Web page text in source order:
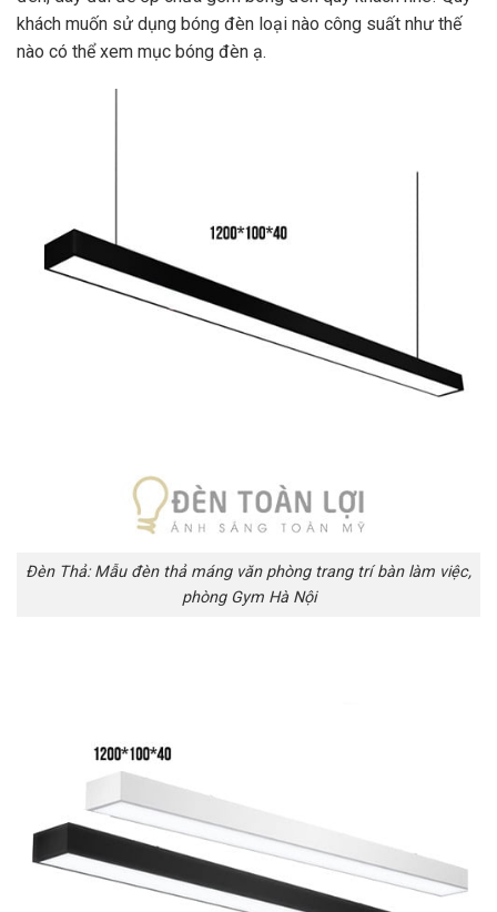
khách muốn sử dụng bóng đèn loại nào công suất như thế
nào có thể xem mục bóng đèn ạ.
Đèn Thả: Mẫu đèn thả máng văn phòng trang trí bàn làm việc,
phòng Gym Hà Nội